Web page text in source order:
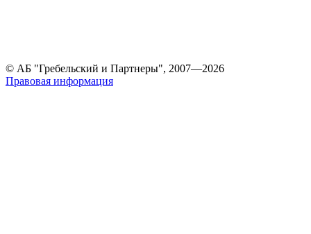
© АБ "Гребельский и Партнеры", 2007—2026
Правовая информация